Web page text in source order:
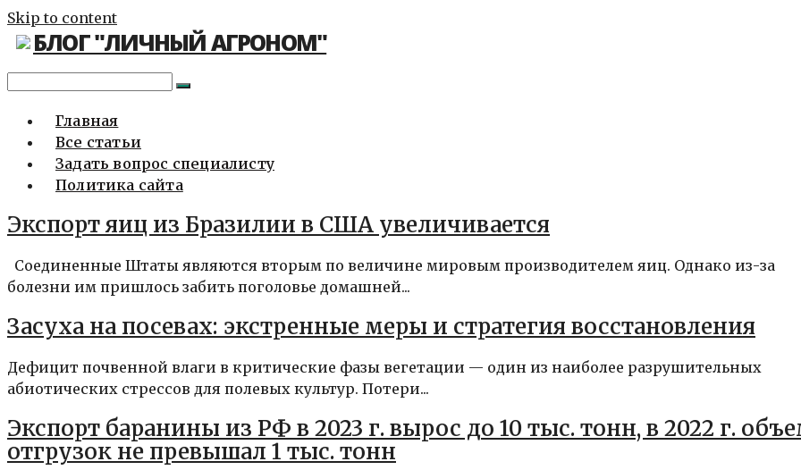
Skip to content
БЛОГ "ЛИЧНЫЙ АГРОНОМ"
Главная
Все статьи
Задать вопрос специалисту
Политика сайта
Экспорт яиц из Бразилии в США увеличивается
Соединенные Штаты являются вторым по величине мировым производителем яиц. Однако из-за
болезни им пришлось забить поголовье домашней...
Засуха на посевах: экстренные меры и стратегия восстановления
Дефицит почвенной влаги в критические фазы вегетации — один из наиболее разрушительных
абиотических стрессов для полевых культур. Потери...
Экспорт баранины из РФ в 2023 г. вырос до 10 тыс. тонн, в 2022 г.
отгрузок не превышал 1 тыс. тонн